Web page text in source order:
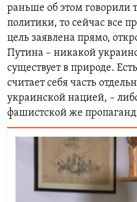
раньше об этом говорили
политики, то сейчас все
цель заявлена прямо,
Путина – никакой
существует в природе.
считает себя часть
украинской нацией, –
фашистской же